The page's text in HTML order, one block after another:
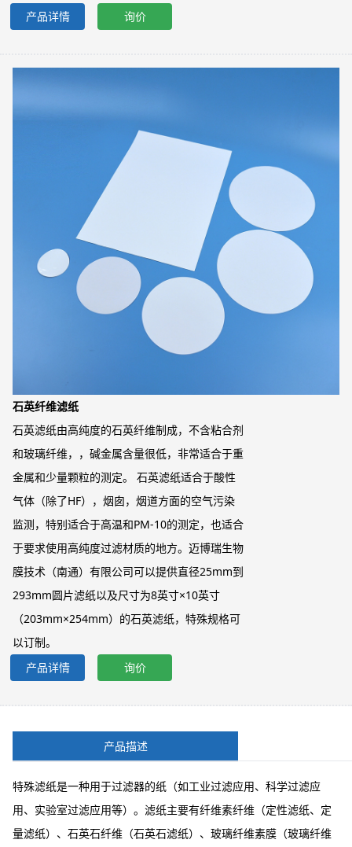
产品详情
询价
石英纤维滤纸
石英滤纸由高纯度的石英纤维制成，不含粘合剂
和玻璃纤维，，碱金属含量很低，非常适合于重
金属和少量颗粒的测定。 石英滤纸适合于酸性
气体（除了HF），烟囱，烟道方面的空气污染
监测，特别适合于高温和PM-10的测定，也适合
于要求使用高纯度过滤材质的地方。迈博瑞生物
膜技术（南通）有限公司可以提供直径25mm到
293mm圆片滤纸以及尺寸为8英寸×10英寸
（203mm×254mm）的石英滤纸，特殊规格可
以订制。
产品详情
询价
产品描述
特殊滤纸是一种用于过滤器的纸（如工业过滤应用、科学过滤应
用、实验室过滤应用等）。滤纸主要有纤维素纤维（定性滤纸、定
量滤纸）、石英石纤维（石英石滤纸）、玻璃纤维素膜（玻璃纤维